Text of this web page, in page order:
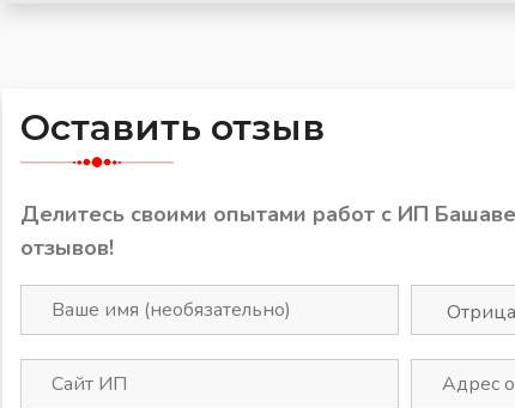
Оставить отзыв
Делитесь своими опытами работ с ИП
отзывов!